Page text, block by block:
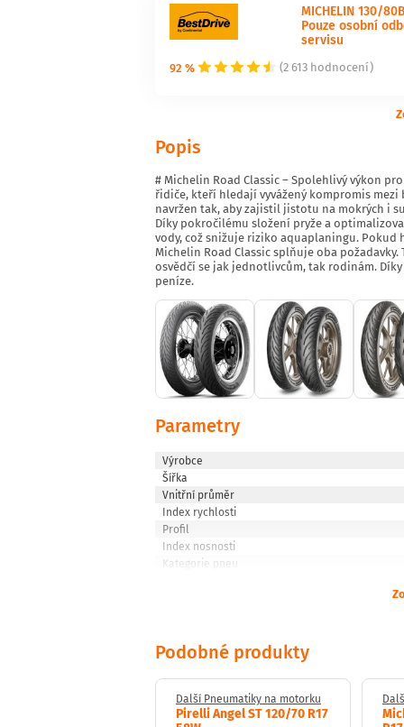
92 % (2 613 hodnocení)
MICHELIN 130/
Pouze osobní
servisu
Popis
# Michelin Road Classic – Spolehlivý výkon
řidiče, kteří hledají vyvážený kompromis
navržen tak, aby zajistil jistotu na mokrých i
Díky pokročilému složení pryže a
vody, což snižuje riziko aquaplaningu.
Michelin Road Classic splňuje oba
osvědčí se jak jednotlivcům, tak rodinám.
peníze.
Parametry
Výrobce
Šířka
Vnitřní průměr
Index rychlosti
Profil
Index nosnosti
Kategorie pneu
Podobné produkty
Další Pneumatiky na motorku
Pirelli Angel ST 120/70 R17